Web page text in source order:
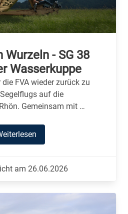
Wurzeln - SG 38
Wasserkuppe
FVA wieder zurück zu
auf die
Gemeinsam mit …
am 26.06.2026